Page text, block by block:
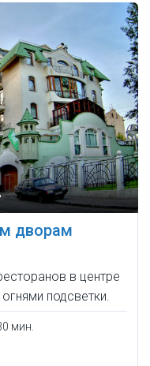
дворам
в центре
подсветки.
мин.